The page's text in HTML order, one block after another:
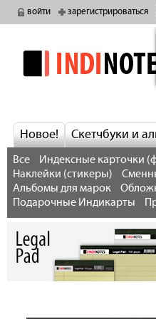
войти зарегистрироваться
indinotes
Новое! Скетчбуки и
Все Индексные карточки
Наклейки (стикеры)
Альбомы для марок
Подарочные Индикарты